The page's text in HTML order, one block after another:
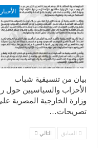
الأخبار
بيان من تنسيقية شباب
الأحزاب والسياسيين حول
وزارة الخارجية المصرية
تصريحات…
السابق التالي